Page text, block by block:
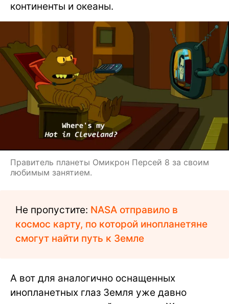
континенты и океаны.
Правитель планеты Омикрон Персей 8 за своим
любимым занятием.
Не пропустите: NASA отправило в
космос карту, по которой инопланетяне
смогут найти путь к Земле
А вот для аналогично оснащенных
инопланетных глаз Земля уже давно